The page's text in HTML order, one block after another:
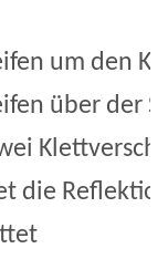
um den
über der
die